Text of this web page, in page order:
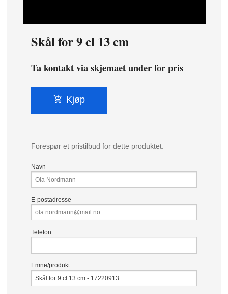
Skål for 9 cl 13 cm
Ta kontakt via skjemaet under for pris
Kjøp
Forespør et pristilbud for dette produktet:
Navn
E-postadresse
Telefon
Emne/produkt